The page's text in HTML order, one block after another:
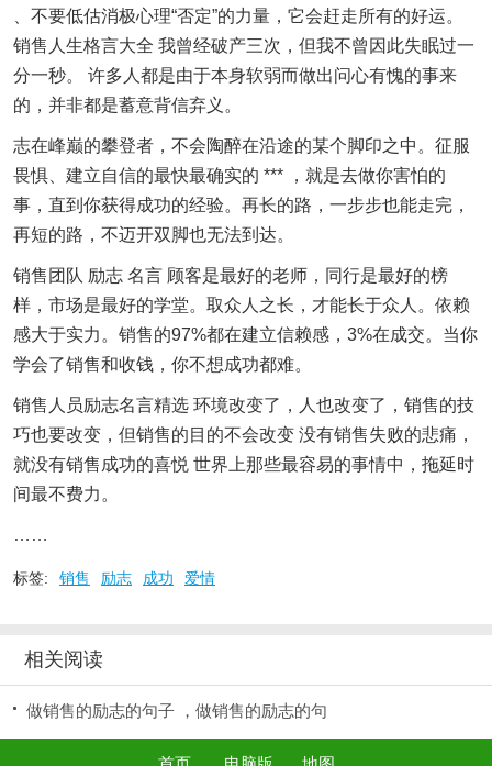
、不要低估消极心理“否定”的力量，它会赶走所有的好运。
销售人生格言大全 我曾经破产三次，但我不曾因此失眠过一
分一秒。 许多人都是由于本身软弱而做出问心有愧的事来
的，并非都是蓄意背信弃义。
志在峰巅的攀登者，不会陶醉在沿途的某个脚印之中。征服
畏惧、建立自信的最快最确实的 *** ，就是去做你害怕的
事，直到你获得成功的经验。再长的路，一步步也能走完，
再短的路，不迈开双脚也无法到达。
销售团队 励志 名言 顾客是最好的老师，同行是最好的榜
样，市场是最好的学堂。取众人之长，才能长于众人。依赖
感大于实力。销售的97%都在建立信赖感，3%在成交。当你
学会了销售和收钱，你不想成功都难。
销售人员励志名言精选 环境改变了，人也改变了，销售的技
巧也要改变，但销售的目的不会改变 没有销售失败的悲痛，
就没有销售成功的喜悦 世界上那些最容易的事情中，拖延时
间最不费力。
……
标签: 销售 励志 成功 爱情
相关阅读
做销售的励志的句子 ，做销售的励志的句